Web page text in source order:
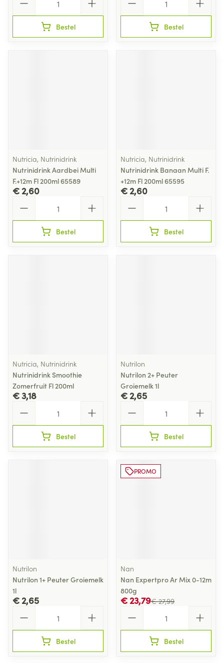
Bestel Bestel
Nutricia, Nutrinidrink
Nutrinidrink Aardbei Multi
F.+12m Fl 200ml 65589
€ 2,60
Bestel
Nutricia, Nutrinidrink
Nutrinidrink Banaan Multi F.
+12m Fl 200ml 65595
€ 2,60
Bestel
Nutricia, Nutrinidrink
Nutrinidrink Smoothie
Zomerfruit Fl 200ml
€ 3,18
Bestel
Nutrilon
Nutrilon 2+ Peuter
Groiemelk 1l
€ 2,65
Bestel
Nutrilon
Nutrilon 1+ Peuter Groiemelk
1l
€ 2,65
Bestel
PROMO
Nan
Nan Expertpro Ar Mix 0-12m
800g
€ 27,99
€ 23,79
Bestel